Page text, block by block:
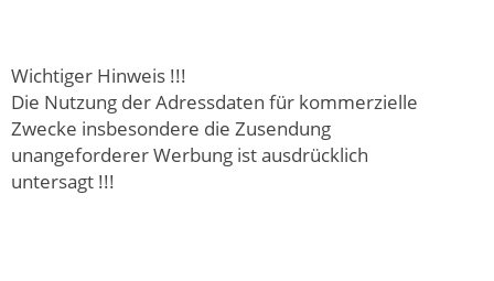
Wichtiger Hinweis !!!
Die Nutzung der Adressdaten für kommerzielle
Zwecke insbesondere die Zusendung
unangeforderer Werbung ist ausdrücklich
untersagt !!!